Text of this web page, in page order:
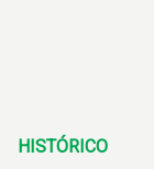
HISTÓRICO